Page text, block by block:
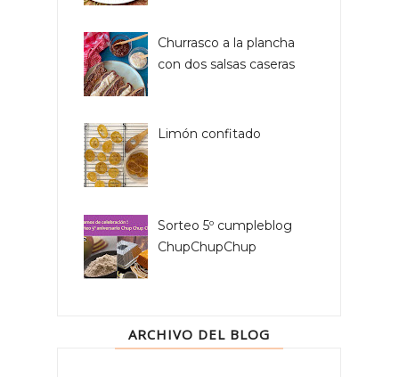
Churrasco a la plancha
con dos salsas caseras
Limón confitado
Sorteo 5º cumpleblog
ChupChupChup
ARCHIVO DEL BLOG